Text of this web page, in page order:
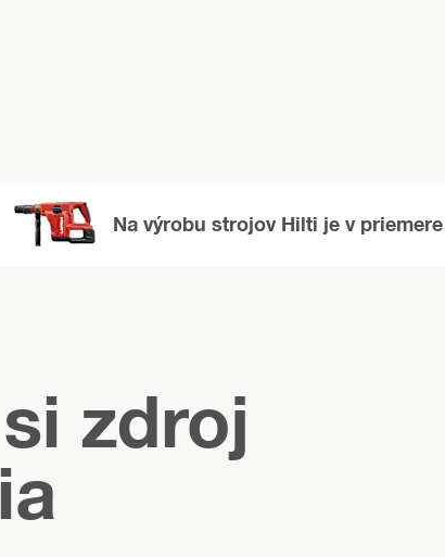
Na výrobu strojov Hilti je v
zdroj